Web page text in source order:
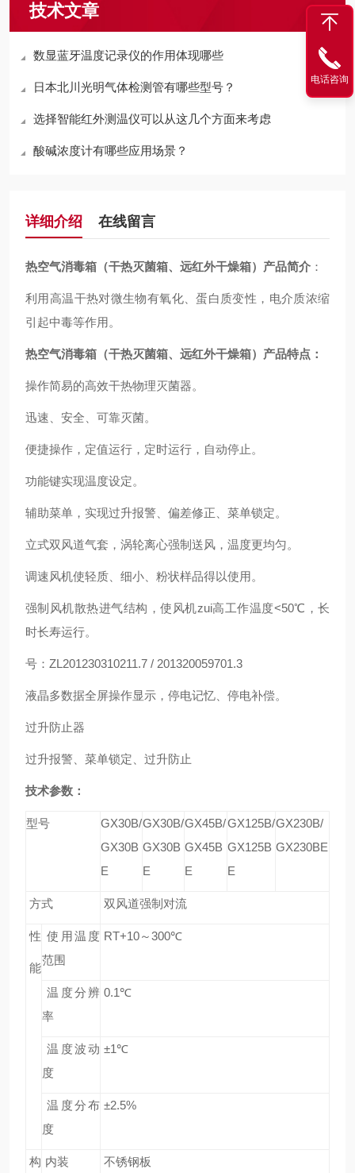
技术文章
数显蓝牙温度记录仪的作用体现哪些
日本北川光明气体检测管有哪些型号？
选择智能红外测温仪可以从这几个方面来考虑
酸碱浓度计有哪些应用场景？
详细介绍 在线留言
热空气消毒箱（干热灭菌箱、远红外干燥箱）产品简介 ：
利用高温干热对微生物有氧化、蛋白质变性，电介质浓缩
引起中毒等作用。
热空气消毒箱（干热灭菌箱、远红外干燥箱）产品特点：
操作简易的高效干热物理灭菌器。
迅速、安全、可靠灭菌。
便捷操作，定值运行，定时运行，自动停止。
功能键实现温度设定。
辅助菜单，实现过升报警、偏差修正、菜单锁定。
立式双风道气套，涡轮离心强制送风，温度更均匀。
调速风机使轻质、细小、粉状样品得以使用。
强制风机散热进气结构，使风机zui高工作温度<50℃，长
时长寿运行。
号：ZL201230310211.7 / 201320059701.3
液晶多数据全屏操作显示，停电记忆、停电补偿。
过升防止器
过升报警、菜单锁定、过升防止
技术参数 ：
型号
GX30B/
GX30B
E
GX30B/
GX30B
E
GX45B/
GX45B
E
GX125B/
GX125B
E
GX230B/
GX230BE
方式 双风道强制对流
性
能
使用温度
范围
RT+10～300℃
温度分辨
率
0.1℃
温度波动
度
±1℃
温度分布
度
±2.5%
构 内装 不锈钢板
电话咨询